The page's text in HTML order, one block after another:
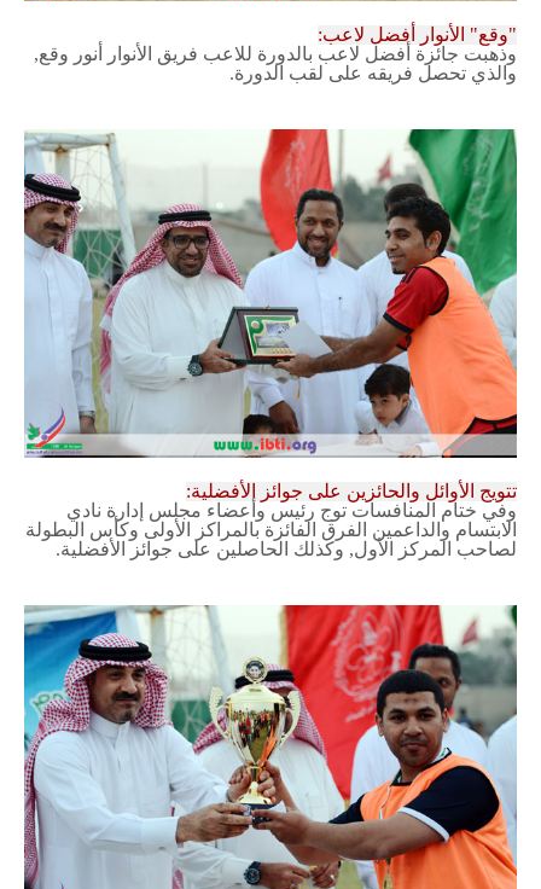
"وقع" الأنوار أفضل لاعب:
وذهبت جائزة أفضل لاعب بالدورة للاعب فريق الأنوار أنور وقع,
والذي تحصل فريقه على لقب الدورة.
تتويج الأوائل والحائزين على جوائز الأفضلية:
وفي ختام المنافسات توج رئيس وأعضاء مجلس إدارة نادي
الابتسام والداعمين الفرق الفائزة بالمراكز الأولى وكأس البطولة
لصاحب المركز الأول, وكذلك الحاصلين على جوائز الأفضلية.